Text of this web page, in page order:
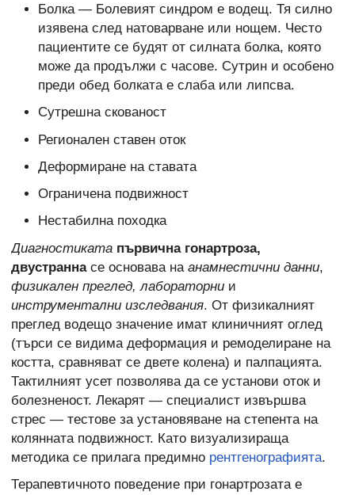
Болка — Болевият синдром е водещ. Тя силно
изявена след натоварване или нощем. Често
пациентите се будят от силната болка, която
може да продължи с часове. Сутрин и особено
преди обед болката е слаба или липсва.
Сутрешна скованост
Регионален ставен оток
Деформиране на ставата
Ограничена подвижност
Нестабилна походка
Диагностиката първична гонартроза,
двустранна се основава на анамнестични данни,
физикален преглед, лабораторни и
инструментални изследвания. От физикалният
преглед водещо значение имат клиничният оглед
(търси се видима деформация и ремоделиране на
костта, сравняват се двете колена) и палпацията.
Тактилният усет позволява да се установи оток и
болезненост. Лекарят — специалист извършва
стрес — тестове за установяване на степента на
колянната подвижност. Като визуализираща
методика се прилага предимно рентгенографията.
Терапевтичното поведение при гонартрозата е